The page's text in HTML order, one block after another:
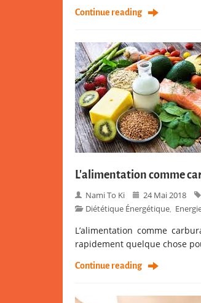
Continue reading
L’alimentation comme
Nami To Ki 24 Mai 2018
Diététique Énergétique
L’alimentation comme
rapidement quelque chose
Continue reading